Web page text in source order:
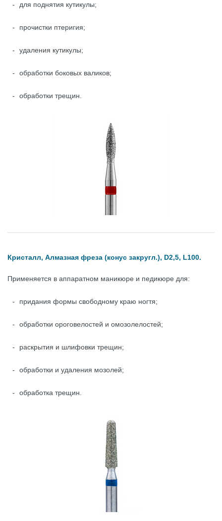
для поднятия кутикулы;
прочистки птеригия;
удаления кутикулы;
обработки боковых валиков;
обработки трещин.
Кристалл, Алмазная фреза (конус закругл.), D2,5, L100.
Применяется в аппаратном маникюре и педикюре для:
придания формы свободному краю ногтя;
обработки ороговелостей и омозолелостей;
раскрытия и шлифовки трещин;
обработки и удаления мозолей;
обработка трещин.